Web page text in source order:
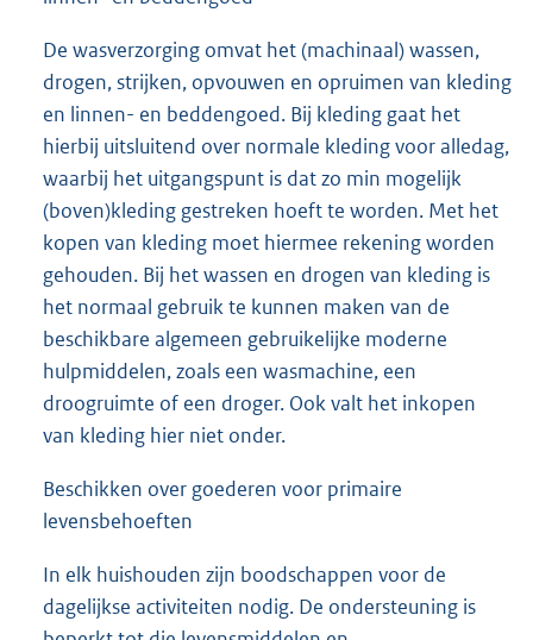
De wasverzorging omvat het (machinaal) wassen,
drogen, strijken, opvouwen en opruimen van kleding
en linnen- en beddengoed. Bij kleding gaat het
hierbij uitsluitend over normale kleding voor alledag,
waarbij het uitgangspunt is dat zo min mogelijk
(boven)kleding gestreken hoeft te worden. Met het
kopen van kleding moet hiermee rekening worden
gehouden. Bij het wassen en drogen van kleding is
het normaal gebruik te kunnen maken van de
beschikbare algemeen gebruikelijke moderne
hulpmiddelen, zoals een wasmachine, een
droogruimte of een droger. Ook valt het inkopen
van kleding hier niet onder.
Beschikken over goederen voor primaire
levensbehoeften
In elk huishouden zijn boodschappen voor de
dagelijkse activiteiten nodig. De ondersteuning is